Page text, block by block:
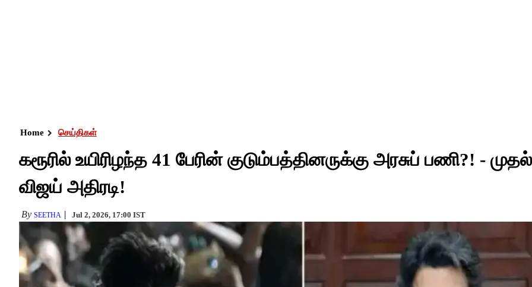
Home செய்திகள்
கரூரில் உயிரிழந்த 41 பேரின் குடும்பத்தினருக்கு அரசுப் பணி?! -
விஜய் அதிரடி!
By SEETHA Jul 2, 2026, 17:00 IST